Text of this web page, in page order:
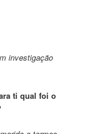
investigação
ti qual foi o